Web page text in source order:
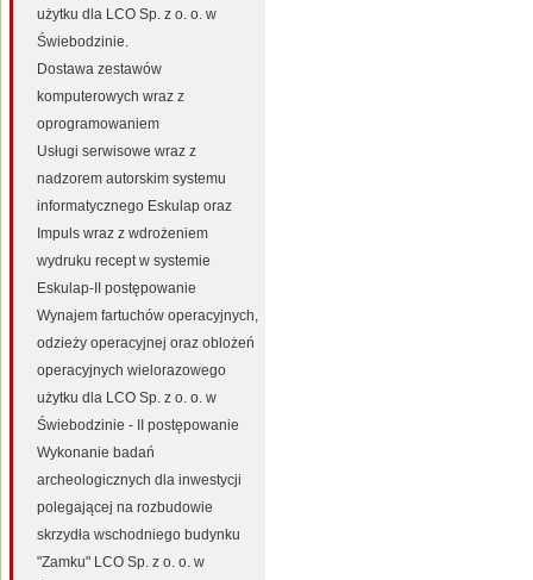
użytku dla LCO Sp. z o. o. w
Świebodzinie.
Dostawa zestawów
komputerowych wraz z
oprogramowaniem
Usługi serwisowe wraz z
nadzorem autorskim systemu
informatycznego Eskulap oraz
Impuls wraz z wdrożeniem
wydruku recept w systemie
Eskulap-II postępowanie
Wynajem fartuchów operacyjnych,
odzieży operacyjnej oraz oblożeń
operacyjnych wielorazowego
użytku dla LCO Sp. z o. o. w
Świebodzinie - II postępowanie
Wykonanie badań
archeologicznych dla inwestycji
polegającej na rozbudowie
skrzydła wschodniego budynku
"Zamku" LCO Sp. z o. o. w